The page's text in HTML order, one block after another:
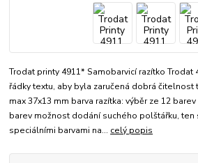
Trodat printy 4911* Samobarvicí razítko
řádky textu, aby byla zaručená dobrá čitelnost
max 37x13 mm barva razítka: výběr ze 12
barev možnost dodání suchého polštářku, ten
speciálními barvami na... celý popis